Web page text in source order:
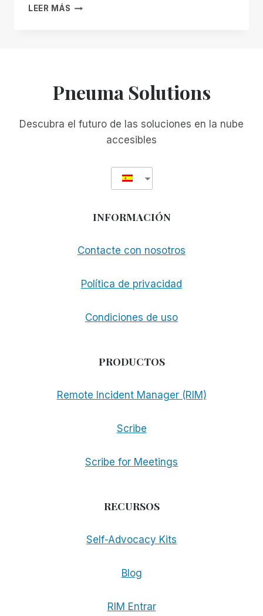
LEER MÁS DEJE
Pneuma Solutions
Descubra el futuro de las soluciones en la nube
accesibles
INFORMACIÓN
Contacte con nosotros
Política de privacidad
Condiciones de uso
PRODUCTOS
Remote Incident Manager (RIM)
Scribe
Scribe for Meetings
RECURSOS
Self-Advocacy Kits
Blog
RIM Entrar